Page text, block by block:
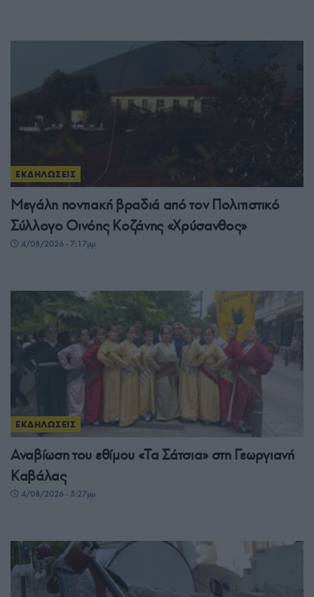
ΕΚΔΗΛΩΣΕΙΣ
Μεγάλη ποντιακή βραδιά από τον Πολιτιστικό
Σύλλογο Οινόης Κοζάνης «Χρύσανθος»
4/08/2026 - 7:17μμ
ΕΚΔΗΛΩΣΕΙΣ
Αναβίωση του εθίμου «Τα Σάτσια» στη Γεωργιανή
Καβάλας
4/08/2026 - 5:27μμ